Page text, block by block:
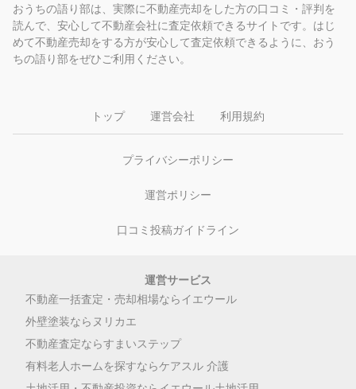
おうちの語り部は、実際に不動産売却をした方の口コミ・評判を
読んで、安心して不動産会社に査定依頼できるサイトです。はじ
めて不動産売却をする方が安心して査定依頼できるように、おう
ちの語り部をぜひご利用ください。
トップ 運営会社 利用規約
プライバシーポリシー
運営ポリシー
口コミ投稿ガイドライン
運営サービス
不動産一括査定・売却相場ならイエウール
外壁塗装ならヌリカエ
不動産査定ならすまいステップ
有料老人ホームを探すならケアスル 介護